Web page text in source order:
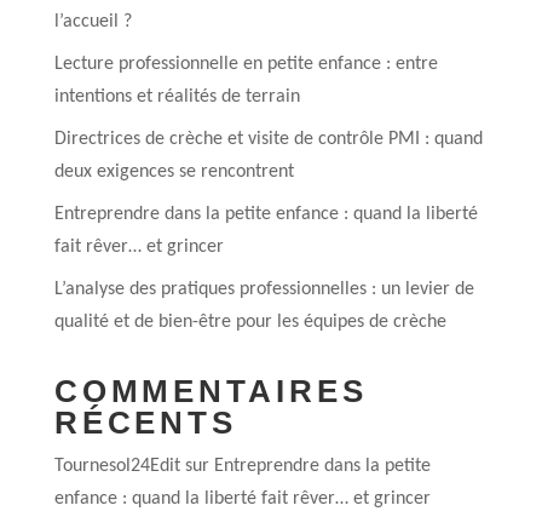
l’accueil ?
Lecture professionnelle en petite enfance : entre
intentions et réalités de terrain
Directrices de crèche et visite de contrôle PMI : quand
deux exigences se rencontrent
Entreprendre dans la petite enfance : quand la liberté
fait rêver… et grincer
L’analyse des pratiques professionnelles : un levier de
qualité et de bien-être pour les équipes de crèche
COMMENTAIRES
RÉCENTS
Tournesol24Editsur Entreprendre dans la petite
enfance : quand la liberté fait rêver… et grincer